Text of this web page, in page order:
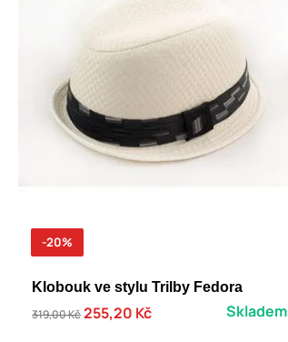
-20%
Klobouk ve stylu Trilby Fedora
319,00 Kč255,20 Kč Skladem